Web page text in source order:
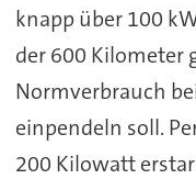
knapp über 100
der 600 Kilometer
Normverbrauch
einpendeln soll.
200 Kilowatt